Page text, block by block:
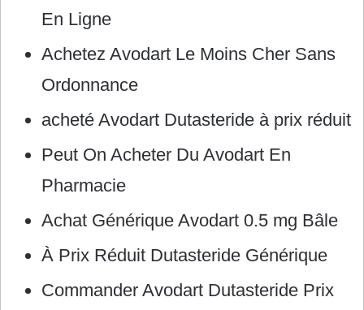
En Ligne
Achetez Avodart Le Moins Cher Sans
Ordonnance
acheté Avodart Dutasteride à prix réduit
Peut On Acheter Du Avodart En
Pharmacie
Achat Générique Avodart 0.5 mg Bâle
À Prix Réduit Dutasteride Générique
Commander Avodart Dutasteride Prix